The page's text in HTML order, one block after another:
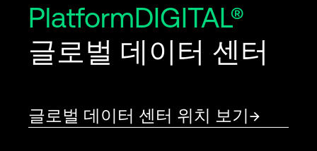
PlatformDIGITAL®
글로벌 데이터 센터
글로벌 데이터 센터 위치 보기